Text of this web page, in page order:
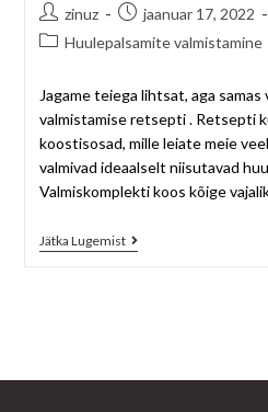
zinuz
jaanuar 17, 2022
Huulepalsamite valmistamine
Jagame teiega lihtsat, aga
valmistamise retsepti . Retsepti
koostisosad, mille leiate meie
valmivad ideaalselt niisutavad
Valmiskomplekti koos kõige
Jätka Lugemist